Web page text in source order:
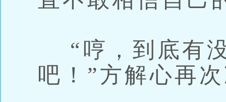
“哼，到底有
吧！”方解心再